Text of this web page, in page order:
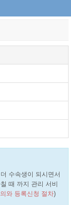
수속생이 되시면서
때 까지 관리 서비
와 등록신청 절차)